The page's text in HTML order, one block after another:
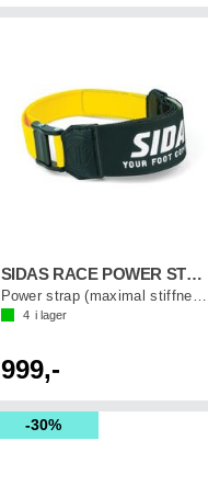
SIDAS RACE POWER STRAP V2 P4
Power strap (maximal stiffness)
4 i lager
999,-
30%